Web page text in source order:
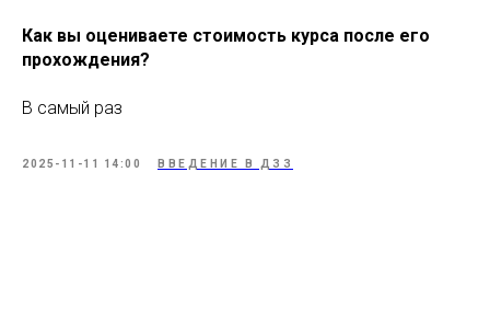
Как вы оцениваете стоимость курса после его
прохождения?
В самый раз
2025-11-11 14:00 ВВЕДЕНИЕ В ДЗЗ